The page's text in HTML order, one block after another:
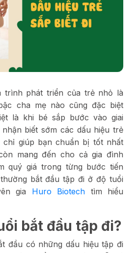
trình phát triển của trẻ nhỏ là
cha mẹ nào cũng đặc biệt
là khi bé sắp bước vào giai
biết sớm các dấu hiệu trẻ
chỉ giúp bạn chuẩn bị tốt nhất
mang đến cho cả gia đình
quý giá trong từng bước tiến
bắt đầu tập đi ở độ tuổi
gia Huro Biotech tìm hiểu
bắt đầu tập đi?
đầu có những dấu hiệu tập đi